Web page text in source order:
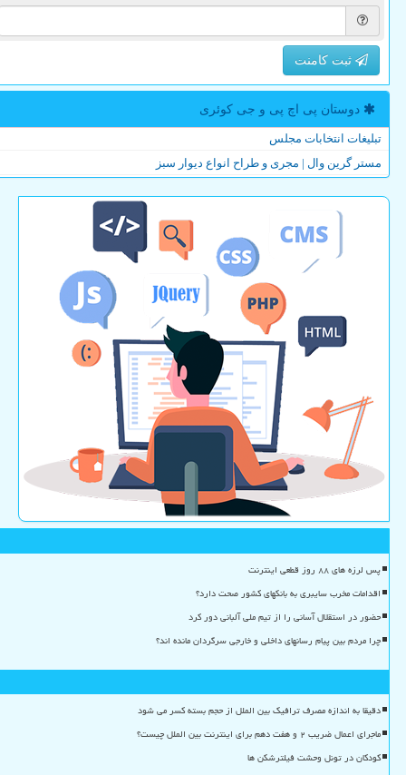
ثبت کامنت
دوستان پی اچ پی و جی كوئری
تبلیغات انتخابات مجلس
مستر گرین وال | مجری و طراح انواع دیوار سبز
پس لرزه های ۸۸ روز قطعی اینترنت
اقدامات مخرب سایبری به بانکهای کشور صحت دارد؟
حضور در استقلال آسانی را از تیم ملی آلبانی دور کرد
چرا مردم بین پیام رسانهای داخلی و خارجی سرگردان مانده اند؟
دقیقا به اندازه مصرف ترافیک بین الملل از حجم بسته کسر می شود
ماجرای اعمال ضریب ۲ و هفت دهم برای اینترنت بین الملل چیست؟
کودکان در تونل وحشت فیلترشکن ها